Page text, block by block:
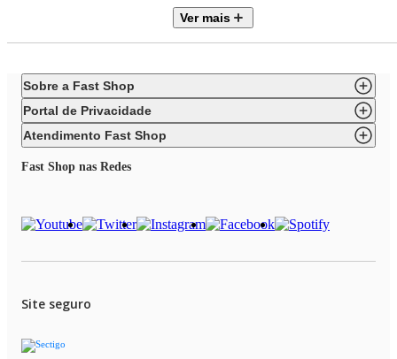
Ver mais
Sobre a Fast Shop
Portal de Privacidade
Atendimento Fast Shop
Fast Shop nas Redes
Site seguro